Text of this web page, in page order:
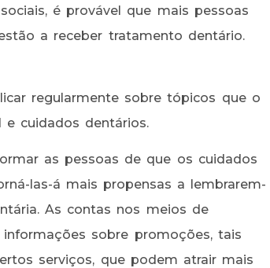
é provável que mais pessoas
a receber tratamento dentário.
regularmente sobre tópicos que o
e cuidados dentários.
as pessoas de que os cuidados
las-á mais propensas a lembrarem-
As contas nos meios de
sobre promoções, tais
serviços, que podem atrair mais